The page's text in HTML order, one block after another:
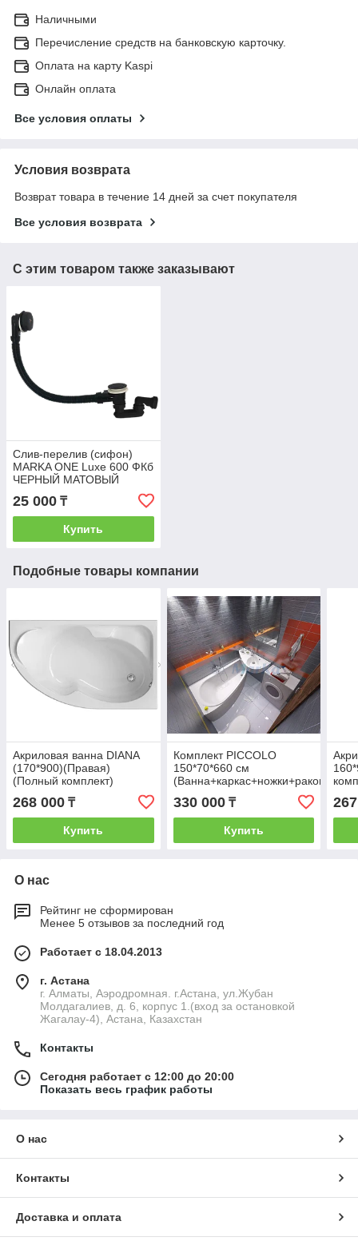
Наличными
Перечисление средств на банковскую карточку.
Оплата на карту Kaspi
Онлайн оплата
Все условия оплаты
Условия возврата
Возврат товара в течение 14 дней за счет покупателя
Все условия возврата
С этим товаром также заказывают
Слив-перелив (сифон)
MARKA ONE Luxe 600 ФКб
ЧЕРНЫЙ МАТОВЫЙ
25 000 ₸
Купить
Подобные товары компании
Акриловая ванна DIANA
(170*900)(Правая)
(Полный комплект)
Ассиметричная. Угловая
268 000 ₸
Купить
Комплект PICCOLO
150*70*660 см
(Ванна+каркас+ножки+раковина)
(Правая). Ассиметричная.
Угловая
330 000₸
Купить
О нас
Рейтинг не сформирован
Менее 5 отзывов за последний год
Работает с 18.04.2013
г. Астана
г. Алматы, Аэродромная. г.Астана, ул.Жубан
Молдагалиев, д. 6, корпус 1.(вход за остановкой
Жагалау-4), Астана, Казахстан
Контакты
Сегодня работает с 12:00 до 20:00
Показать весь график работы
О нас
Контакты
Доставка и оплата